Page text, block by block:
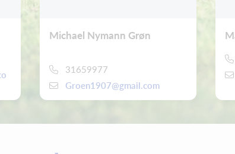
Michael Nymann Grøn
31659977
Groen1907@gmail.com